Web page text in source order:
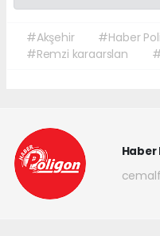
#Akşehir #Haber
#Remzi karaarslan